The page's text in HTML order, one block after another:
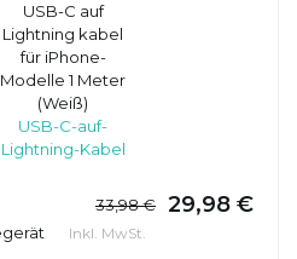
USB-C auf
Lightning kabel
für iPhone-
Modelle 1 Meter
(Weiß)
USB-C-auf-
Lightning-Kabel
33,98 € 29,98 €
Inkl. MwSt.